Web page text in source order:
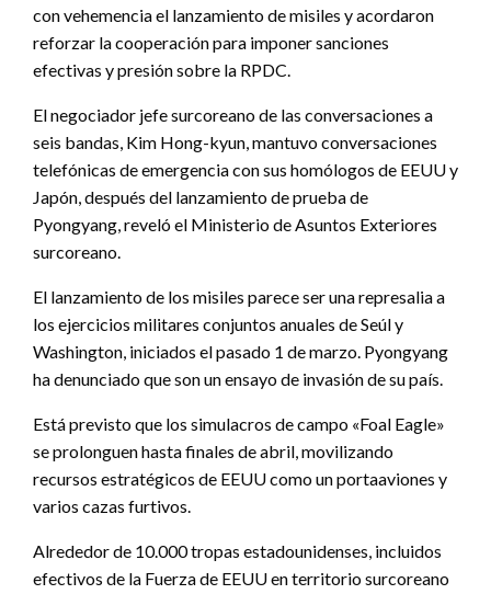
con vehemencia el lanzamiento de misiles y acordaron
reforzar la cooperación para imponer sanciones
efectivas y presión sobre la RPDC.
El negociador jefe surcoreano de las conversaciones a
seis bandas, Kim Hong-kyun, mantuvo conversaciones
telefónicas de emergencia con sus homólogos de EEUU y
Japón, después del lanzamiento de prueba de
Pyongyang, reveló el Ministerio de Asuntos Exteriores
surcoreano.
El lanzamiento de los misiles parece ser una represalia a
los ejercicios militares conjuntos anuales de Seúl y
Washington, iniciados el pasado 1 de marzo. Pyongyang
ha denunciado que son un ensayo de invasión de su país.
Está previsto que los simulacros de campo «Foal Eagle»
se prolonguen hasta finales de abril, movilizando
recursos estratégicos de EEUU como un portaaviones y
varios cazas furtivos.
Alrededor de 10.000 tropas estadounidenses, incluidos
efectivos de la Fuerza de EEUU en territorio surcoreano